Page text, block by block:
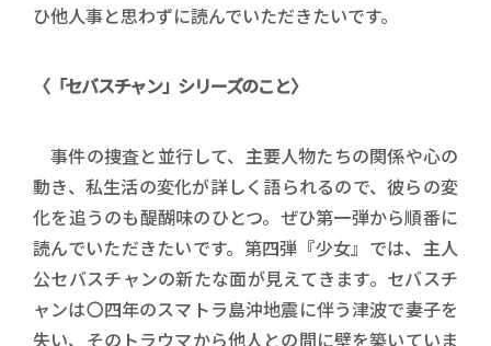
ひ他人事と思わずに読んでいただきたいです。
〈「セバスチャン」シリーズのこと〉
事件の捜査と並行して、主要人物たちの関係や心の
動き、私生活の変化が詳しく語られるので、彼らの変
化を追うのも醍醐味のひとつ。ぜひ第一弾から順番に
読んでいただきたいです。第四弾『少女』では、主人
公セバスチャンの新たな面が見えてきます。セバスチ
ャンは〇四年のスマトラ島沖地震に伴う津波で妻子を
失い、そのトラウマから他人との間に壁を築いていま